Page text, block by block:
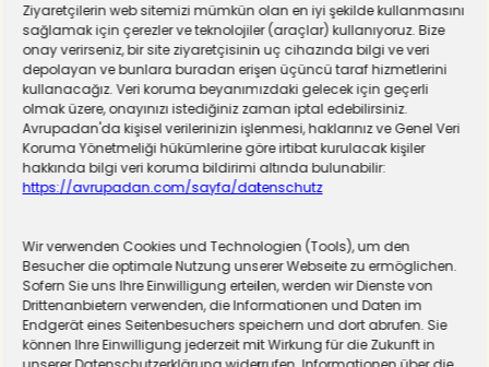
Almanya zorunlu askerliğe hazırlanıyor! Sivil
hizmet için düğmeye basıldı
Ziyaretçilerin web sitemizi mümkün olan en iyi şekilde kullanmasını
sağlamak için çerezler ve teknolojiler (araçlar) kullanıyoruz. Bize
onay verirseniz, bir site ziyaretçisinin uç cihazında bilgi ve veri
depolayan ve bunlara buradan erişen üçüncü taraf hizmetlerini
kullanacağız. Veri koruma beyanımızdaki gelecek için geçerli
olmak üzere, onayınızı istediğiniz zaman iptal edebilirsiniz.
Avrupadan'da kişisel verilerinizin işlenmesi, haklarınız ve Genel Veri
Koruma Yönetmeliği hükümlerine göre irtibat kurulacak kişiler
hakkında bilgi veri koruma bildirimi altında bulunabilir:
https://avrupadan.com/sayfa/datenschutz
Wir verwenden Cookies und Technologien (Tools), um den
Besucher die optimale Nutzung unserer Webseite zu ermöglichen.
Sofern Sie uns Ihre Einwilligung erteilen, werden wir Dienste von
Drittenanbietern verwenden, die Informationen und Daten im
Endgerät eines Seitenbesuchers speichern und dort abrufen. Sie
können Ihre Einwilligung jederzeit mit Wirkung für die Zukunft in